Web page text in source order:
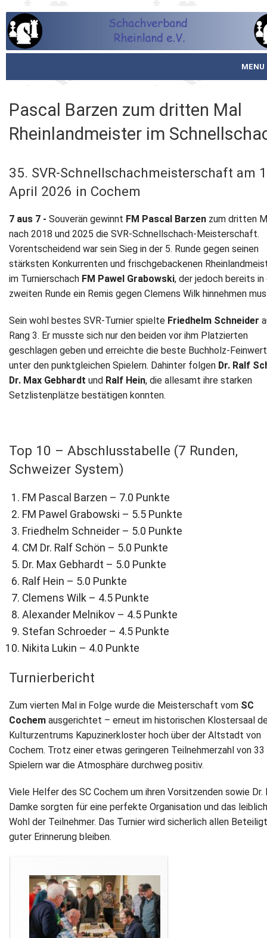
MENU
Schachjugend
Fotos
Service
Newsletter
Kontakt
Impressum
Datenschutz
Pascal Barzen zum dritten Mal
Rheinlandmeister im
35. SVR-Schnellschachmeisterschaft am
April 2026 in Cochem
7 aus 7 - Souverän gewinnt FM Pascal Barzen zum dritten
nach 2018 und 2025 die SVR-Schnellschach-Meisterschaft.
Vorentscheidend war sein Sieg in der 5. Runde gegen seinen
stärksten Konkurrenten und frischgebackenen
im Turnierschach FM Pawel Grabowski, der jedoch bereits in
zweiten Runde ein Remis gegen Clemens Wilk hinnehmen
Sein wohl bestes SVR-Turnier spielte Friedhelm Schneider
Rang 3. Er musste sich nur den beiden vor ihm Platzierten
geschlagen geben und erreichte die beste Buchholz-
unter den punktgleichen Spielern. Dahinter folgen Dr. Ralf
Dr. Max Gebhardt und Ralf Hein, die allesamt ihre starken
Setzlistenplätze bestätigen konnten.
Top 10 – Abschlusstabelle (7 Runden,
Schweizer System)
FM Pascal Barzen – 7.0 Punkte
FM Pawel Grabowski – 5.5 Punkte
Friedhelm Schneider – 5.0 Punkte
CM Dr. Ralf Schön – 5.0 Punkte
Dr. Max Gebhardt – 5.0 Punkte
Ralf Hein – 5.0 Punkte
Clemens Wilk – 4.5 Punkte
Alexander Melnikov – 4.5 Punkte
Stefan Schroeder – 4.5 Punkte
Nikita Lukin – 4.0 Punkte
Turnierbericht
Zum vierten Mal in Folge wurde die Meisterschaft vom SC
Cochem ausgerichtet – erneut im historischen Klostersaal
Kulturzentrums Kapuzinerkloster hoch über der Altstadt von
Cochem. Trotz einer etwas geringeren Teilnehmerzahl von 33
Spielern war die Atmosphäre durchweg positiv.
Viele Helfer des SC Cochem um ihren Vorsitzenden sowie Dr.
Damke sorgten für eine perfekte Organisation und das
Wohl der Teilnehmer. Das Turnier wird sicherlich allen
guter Erinnerung bleiben.